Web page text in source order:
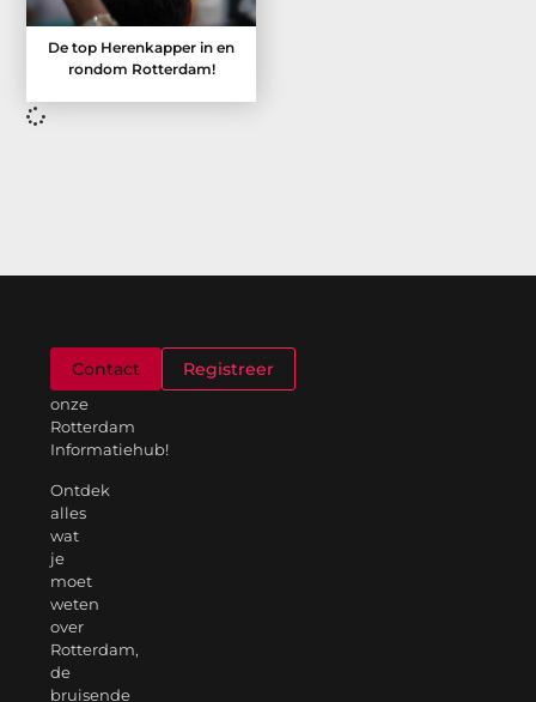
De top Herenkapper in en
rondom Rotterdam!
Welkom
onze
Rotterdam
Informatiehub!
Ontdek
alles
wat
je
moet
weten
over
Rotterdam,
de
bruisende
Contact Registreer